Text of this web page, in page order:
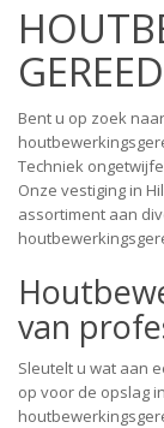
Bent u op zoek
Techniek
Onze vestiging in
assortiment aan
van
Sleutelt u wat aan
op voor de opslag